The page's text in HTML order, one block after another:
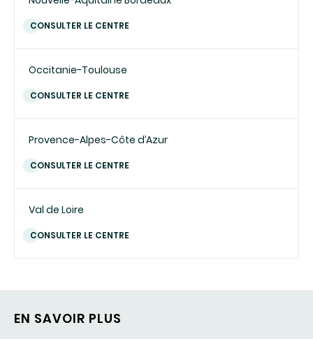
CONSULTER LE CENTRE
Occitanie-Toulouse
CONSULTER LE CENTRE
Provence-Alpes-Côte d’Azur
CONSULTER LE CENTRE
Val de Loire
CONSULTER LE CENTRE
EN SAVOIR PLUS